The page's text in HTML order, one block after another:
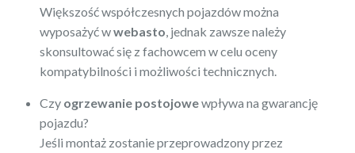
Większość współczesnych pojazdów można
wyposażyć wwebasto , jednak zawsze należy
skonsultować się z fachowcem w celu oceny
kompatybilności i możliwości technicznych.
Czy ogrzewanie postojowewpływa na gwarancję
pojazdu?
Jeśli montaż zostanie przeprowadzony przez